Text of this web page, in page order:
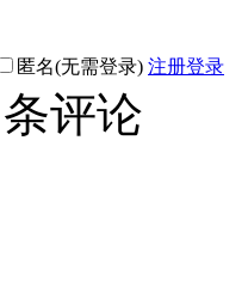
匿名(无需登录) 注册登录
条评论